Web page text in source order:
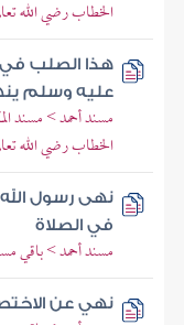
الخطاب رضي الله
هذا الصلب في
عليه وسلم
مسند أحمد > مسند
الخطاب رضي الله
نهى رسول
في الصلاة
مسند أحمد > باقي
نهي عن